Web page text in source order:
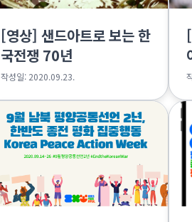
[영상] 샌드아트로 보는 한
국전쟁 70년
작성일: 2020.09.23.